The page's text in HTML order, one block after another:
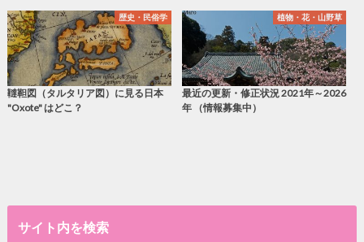
歴史・民俗学
韃靼図（タルタリア図）に見る日本
"Oxote" はどこ？
植物・花・山野草
最近の更新・修正状況 2021年～2026
年 （情報募集中）
サイト内を検索